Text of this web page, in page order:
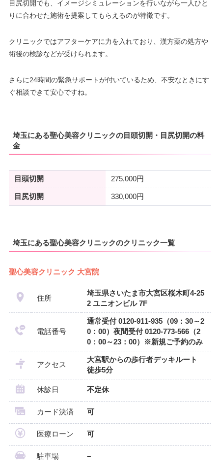
目尻切開でも、イメージシミュレーションを行いながら一人ひと
りに合わせた施術を提案してもらえるのが特徴です。
クリニックではアフターケアに力を入れており、漢方薬の処方や
術後の検診などが受けられます。
さらに24時間の緊急サポートが付いているため、不安なときにす
ぐ相談できて安心ですね。
埼玉にある聖心美容クリニックの目頭切開・目尻切開の料
金
目頭切開 275,000円
目尻切開 330,000円
埼玉にある聖心美容クリニックのクリニック一覧
聖心美容クリニック 大宮院
住所
埼玉県さいたま市大宮区桜木町4-25
2 ユニオンビル 7F
電話番号
通常受付 0120-911-935（09：30～2
0：00）夜間受付 0120-773-566（2
0：00～23：00）※新規ご予約のみ
アクセス
大宮駅からの歩行者デッキルート
徒歩5分
休診日 不定休
カード決済 可
医療ローン 可
駐車場 –